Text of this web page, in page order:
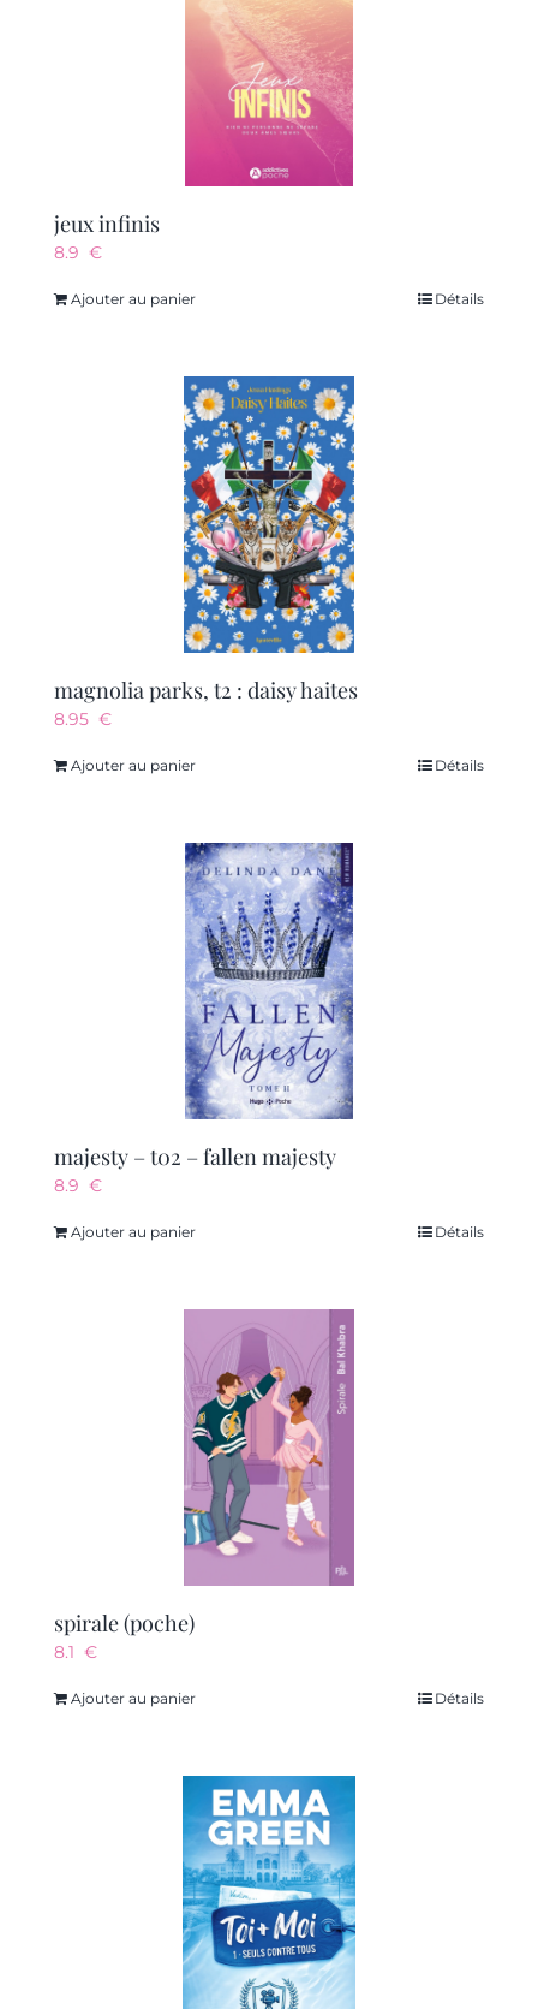
jeux infinis
8.9 €
Ajouter au panier Détails
magnolia parks, t2 : daisy haites
8.95 €
Ajouter au panier Détails
majesty – t02 – fallen majesty
8.9 €
Ajouter au panier Détails
spirale (poche)
8.1 €
Ajouter au panier Détails